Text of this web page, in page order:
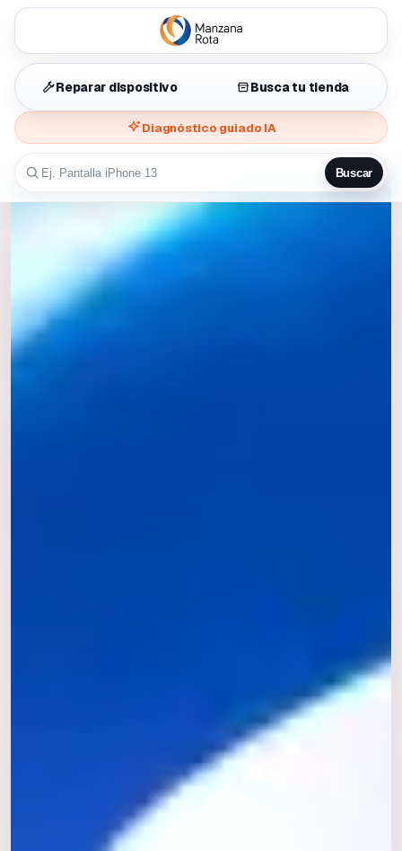
Reparar dispositivo Busca tu tienda
Diagnóstico guiado IA
Buscar